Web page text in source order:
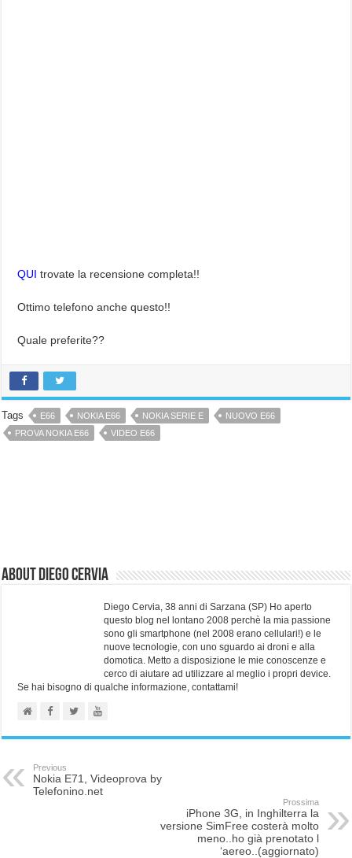
QUI trovate la recensione completa!!
Ottimo telefono anche questo!!
Quale preferite??
Tags E66 NOKIA E66 NOKIA SERIE E
NUOVO E66
PROVA NOKIA E66
VIDEO E66
About Diego Cervia
Diego Cervia, 38 anni di Sarzana (SP) Ho aperto
questo blog nel lontano 2008 perchè la mia passione
sono gli smartphone (nel 2008 erano cellulari!) e le
nuove tecnologie, con uno sguardo ai droni e alla
domotica. Metto a disposizione le mie conoscenze e
cerco di aiutare ad utilizzare al meglio i propri device.
Se hai bisogno di qualche informazione, contattami!
Previous
Nokia E71, Videoprova by
Telefonino.net
Prossima
iPhone 3G, in Inghilterra la
versione SimFree costerà molto
meno..ho già prenotato l
‘aereo..(aggiornato)